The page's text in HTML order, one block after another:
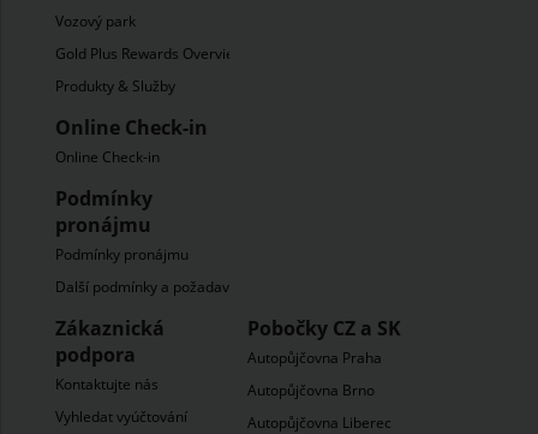
Vozový park
Gold Plus Rewards Overview
Produkty & Služby
Online Check-in
Online Check-in
Podmínky
pronájmu
Podmínky pronájmu
Další podmínky a požadavky
Zákaznická
podpora
Kontaktujte nás
Vyhledat vyúčtování
Pobočky CZ a SK
Autopůjčovna Praha
Autopůjčovna Brno
Autopůjčovna Liberec